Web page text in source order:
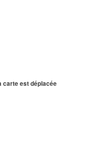
carte est déplacée